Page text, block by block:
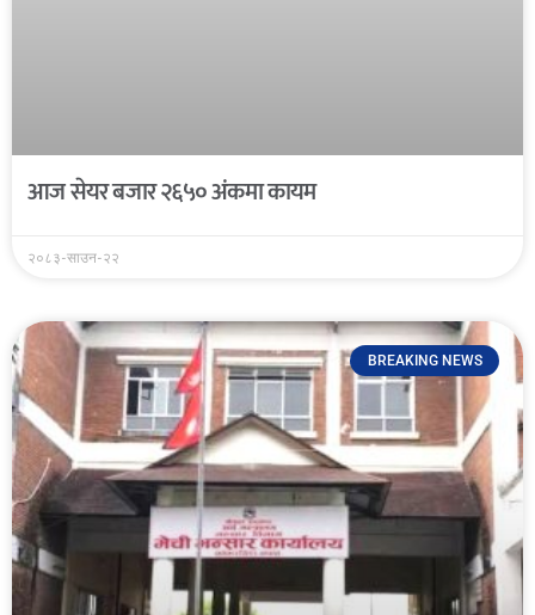
आज सेयर बजार २६५० अंकमा कायम
२०८३-साउन-२२
BREAKING NEWS